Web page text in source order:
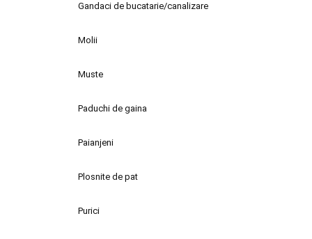
Gandaci de bucatarie/canalizare
Molii
Muste
Paduchi de gaina
Paianjeni
Plosnite de pat
Purici